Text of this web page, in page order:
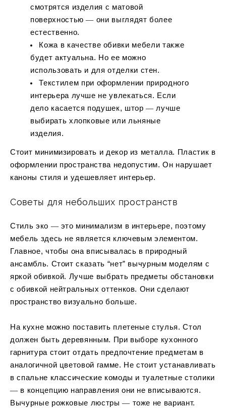
смотрятся изделия с матовой
поверхностью ― они выглядят более
естественно.
Кожа в качестве обивки мебели также
будет актуальна. Но ее можно
использовать и для отделки стен.
Текстилем при оформлении природного
интерьера лучше не увлекаться. Если
дело касается подушек, штор ― лучше
выбирать хлопковые или льняные
изделия.
Стоит минимизировать и декор из металла. Пластик в
оформлении пространства недопустим. Он нарушает
каноны стиля и удешевляет интерьер.
Советы для небольших пространств
Стиль эко ― это минимализм в интерьере, поэтому
мебель здесь не является ключевым элементом.
Главное, чтобы она вписывалась в природный
ансамбль. Стоит сказать “нет” вычурным моделям с
яркой обивкой. Лучше выбрать предметы обстановки
с обивкой нейтральных оттенков. Они сделают
пространство визуально больше.
На кухне можно поставить плетеные стулья. Стол
должен быть деревянным. При выборе кухонного
гарнитура стоит отдать предпочтение предметам в
аналогичной цветовой гамме. Не стоит устанавливать
в спальне классические комоды и туалетные столики
― в концепцию направления они не вписываются.
Вычурные рожковые люстры ― тоже не вариант.